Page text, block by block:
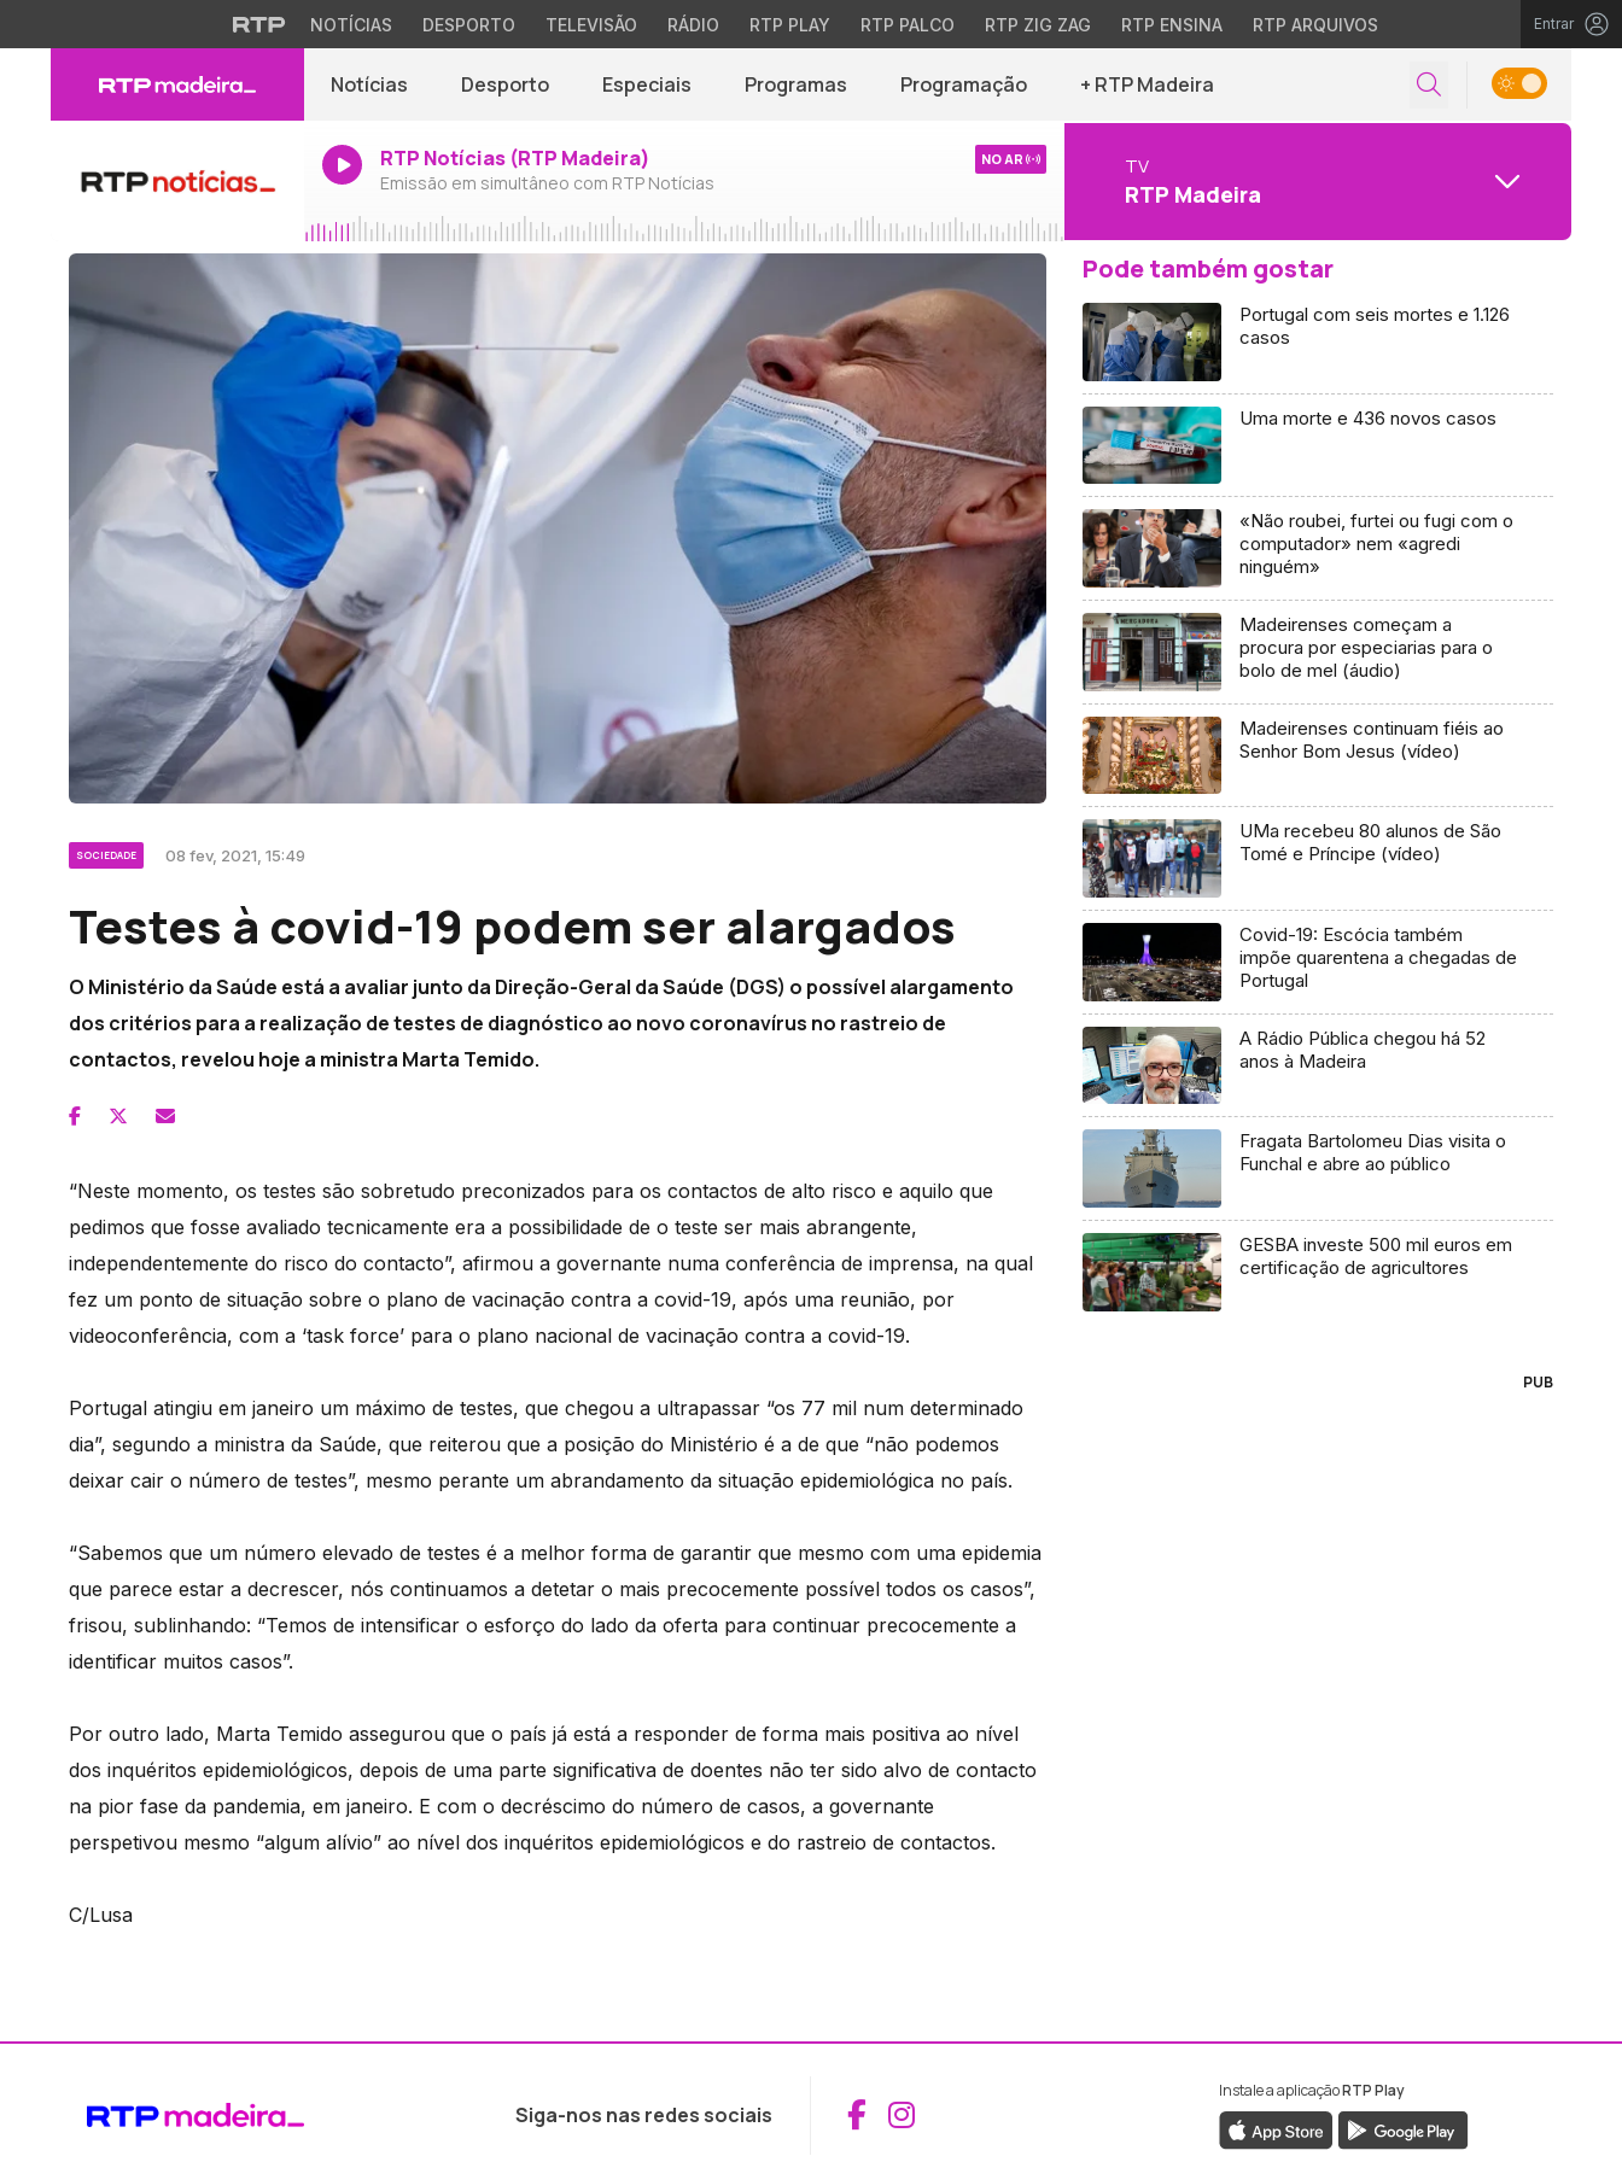
NOTÍCIAS DESPORTO TELEVISÃO RÁDIO RTP PLAY RTP PALCO RTP ZIG ZAG RTP ENSINA RTP ARQUIVOS Entrar
Notícias Desporto Especiais Programas Programação + RTP Madeira
RTP Notícias (RTP Madeira)
Emissão em simultâneo com RTP Notícias
NO AR TV
RTP Madeira
SOCIEDADE 08 fev, 2021, 15:49
Testes à covid-19 podem ser alargados
O Ministério da Saúde está a avaliar junto da Direção-Geral da Saúde (DGS) o possível alargamento
dos critérios para a realização de testes de diagnóstico ao novo coronavírus no rastreio de
contactos, revelou hoje a ministra Marta Temido.
“Neste momento, os testes são sobretudo preconizados para os contactos de alto risco e aquilo que
pedimos que fosse avaliado tecnicamente era a possibilidade de o teste ser mais abrangente,
independentemente do risco do contacto”, afirmou a governante numa conferência de imprensa, na qual
fez um ponto de situação sobre o plano de vacinação contra a covid-19, após uma reunião, por
videoconferência, com a ‘task force’ para o plano nacional de vacinação contra a covid-19.
Portugal atingiu em janeiro um máximo de testes, que chegou a ultrapassar “os 77 mil num determinado
dia”, segundo a ministra da Saúde, que reiterou que a posição do Ministério é a de que “não podemos
deixar cair o número de testes”, mesmo perante um abrandamento da situação epidemiológica no país.
“Sabemos que um número elevado de testes é a melhor forma de garantir que mesmo com uma epidemia
que parece estar a decrescer, nós continuamos a detetar o mais precocemente possível todos os casos”,
frisou, sublinhando: “Temos de intensificar o esforço do lado da oferta para continuar precocemente a
identificar muitos casos”.
Por outro lado, Marta Temido assegurou que o país já está a responder de forma mais positiva ao nível
dos inquéritos epidemiológicos, depois de uma parte significativa de doentes não ter sido alvo de contacto
na pior fase da pandemia, em janeiro. E com o decréscimo do número de casos, a governante
perspetivou mesmo “algum alívio” ao nível dos inquéritos epidemiológicos e do rastreio de contactos.
C/Lusa
Pode também gostar
Portugal com seis mortes e 1.126
casos
Uma morte e 436 novos casos
«Não roubei, furtei ou fugi com o
computador» nem «agredi
ninguém»
Madeirenses começam a
procura por especiarias para o
bolo de mel (áudio)
Madeirenses continuam fiéis ao
Senhor Bom Jesus (vídeo)
UMa recebeu 80 alunos de São
Tomé e Príncipe (vídeo)
Covid-19: Escócia também
impõe quarentena a chegadas de
Portugal
A Rádio Pública chegou há 52
anos à Madeira
Fragata Bartolomeu Dias visita o
Funchal e abre ao público
GESBA investe 500 mil euros em
certificação de agricultores
PUB
Siga-nos nas redes sociais Aceder ao Facebook da RTP Madeira
Aceder ao Instagram da RTP Madeira
Instale a aplicaçãoRTP Play